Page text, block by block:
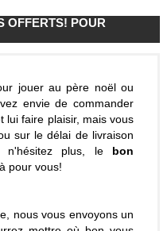
OFFERTS! POUR
jouer au père noël ou
envie de commander
lui faire plaisir, mais vous
sur le délai de livraison
n'hésitez plus, le bon
pour vous!
nous vous envoyons un